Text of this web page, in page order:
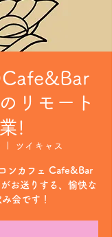
リモート
!
ツイキャス
ンカフェ Cafe&Bar
お送りする、愉快な
み会です！